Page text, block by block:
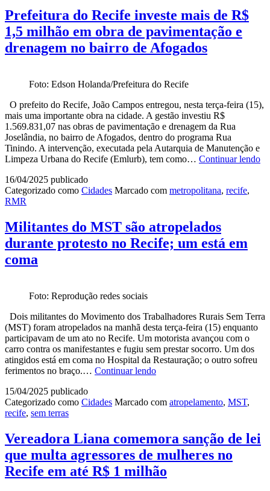
da
Criança
do
Recife
Prefeitura do Recife investe mais de R$
1,5 milhão em obra de pavimentação e
drenagem no bairro de Afogados
Foto: Edson Holanda/Prefeitura do Recife
O prefeito do Recife, João Campos entregou, nesta terça-feira (15),
mais uma importante obra na cidade. A gestão investiu R$
1.569.831,07 nas obras de pavimentação e drenagem da Rua
Joselândia, no bairro de Afogados, dentro do programa Rua
Tinindo. A intervenção, executada pela Autarquia de Manutenção e
Limpeza Urbana do Recife (Emlurb), tem como… Continuar lendo
no
16/04/2025 publicado
Categorizado como Cidades Marcado com metropolitana, recife,
RMR
Militantes do MST são atropelados
durante protesto no Recife; um está em
coma
Foto: Reprodução redes sociais
Dois militantes do Movimento dos Trabalhadores Rurais Sem Terra
(MST) foram atropelados na manhã desta terça-feira (15) enquanto
participavam de um ato no Recife. Um motorista avançou com o
carro contra os manifestantes e fugiu sem prestar socorro. Um dos
atingidos está em coma no Hospital da Restauração; o outro sofreu
ferimentos no braço.… Continuar lendoMilitantes
são
protesto
no
Recife;
um
está
15/04/2025 publicado
Categorizado como Cidades Marcado com atropelamento, MST,
recife, sem terras
Vereadora Liana comemora sanção de lei
que multa agressores de mulheres no
Recife em até R$ 1 milhão